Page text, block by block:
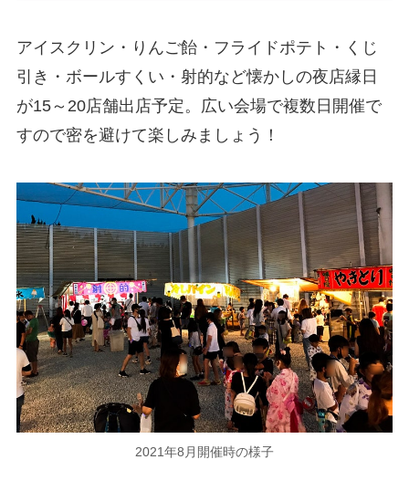
アイスクリン・りんご飴・フライドポテト・くじ
引き・ボールすくい・射的など懐かしの夜店縁日
が15～20店舗出店予定。広い会場で複数日開催で
すので密を避けて楽しみましょう！
2021年8月開催時の様子